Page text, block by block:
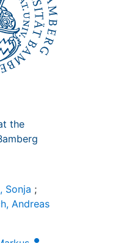
the
Sonja ;
Andreas